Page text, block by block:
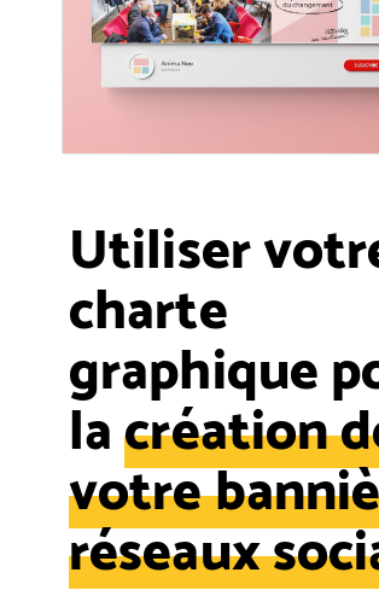
Utiliser
charte
graphique
lacréation
votre
réseaux